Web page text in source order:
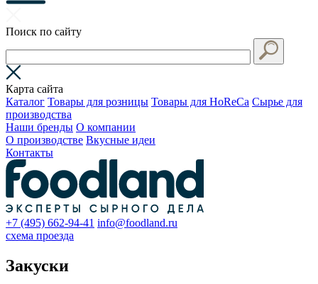
Поиск по сайту
Карта сайта
Каталог Товары для розницы Товары для HoReCa Сырье для
производства
Наши бренды О компании
О производстве Вкусные идеи
Контакты
+7 (495) 662-94-41 info@foodland.ru
схема проезда
Закуски